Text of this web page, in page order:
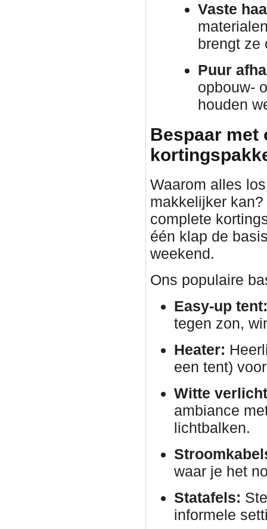
Vaste
brengt
Puur
opbouw-
houden
Bespaar met
Waarom alles
makkelijker
complete
één klap de
weekend.
Ons populaire
Easy-up tent:
tegen zon,
Heater:
een tent)
Witte
ambiance
lichtbalken.
waar je het
Statafels:
informele